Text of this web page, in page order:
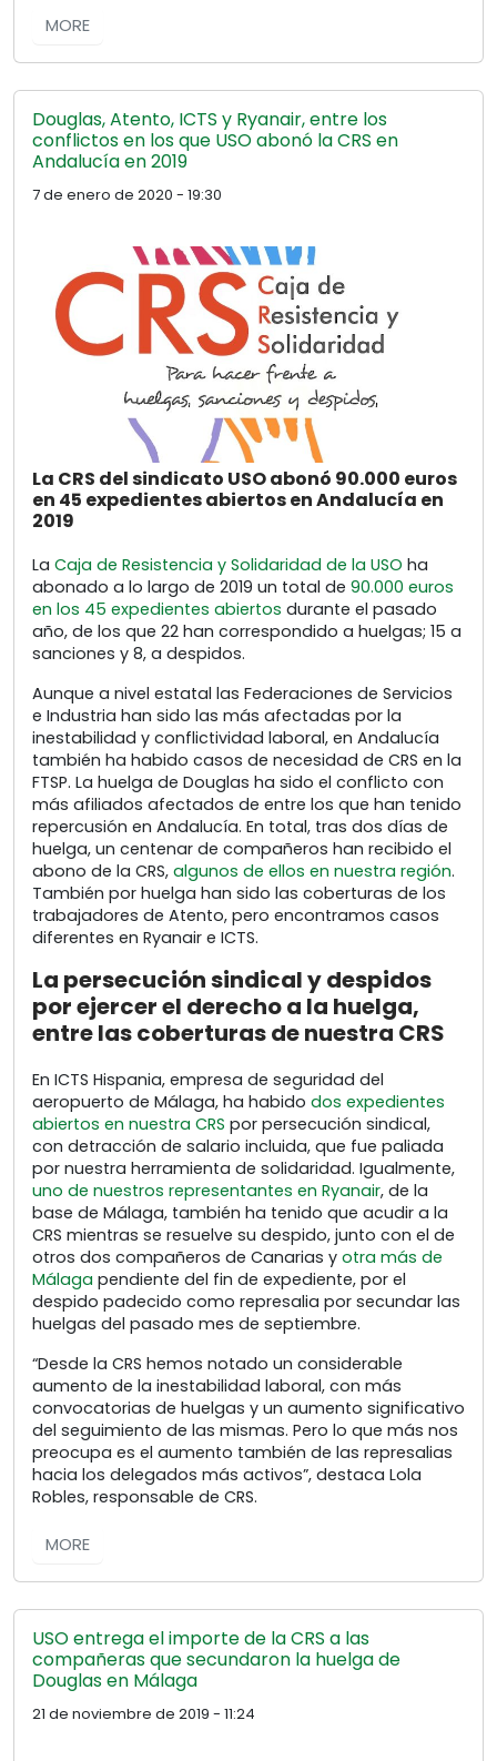
MORE
Douglas, Atento, ICTS y Ryanair, entre los
conflictos en los que USO abonó la CRS en
Andalucía en 2019
7 de enero de 2020 - 19:30
La CRS del sindicato USO abonó 90.000 euros
en 45 expedientes abiertos en Andalucía en
2019
La Caja de Resistencia y Solidaridad de la USO ha
abonado a lo largo de 2019 un total de 90.000 euros
en los 45 expedientes abiertos durante el pasado
año, de los que 22 han correspondido a huelgas; 15 a
sanciones y 8, a despidos.
Aunque a nivel estatal las Federaciones de Servicios
e Industria han sido las más afectadas por la
inestabilidad y conflictividad laboral, en Andalucía
también ha habido casos de necesidad de CRS en la
FTSP. La huelga de Douglas ha sido el conflicto con
más afiliados afectados de entre los que han tenido
repercusión en Andalucía. En total, tras dos días de
huelga, un centenar de compañeros han recibido el
abono de la CRS, algunos de ellos en nuestra región.
También por huelga han sido las coberturas de los
trabajadores de Atento, pero encontramos casos
diferentes en Ryanair e ICTS.
La persecución sindical y despidos
por ejercer el derecho a la huelga,
entre las coberturas de nuestra CRS
En ICTS Hispania, empresa de seguridad del
aeropuerto de Málaga, ha habido dos expedientes
abiertos en nuestra CRS por persecución sindical,
con detracción de salario incluida, que fue paliada
por nuestra herramienta de solidaridad. Igualmente,
uno de nuestros representantes en Ryanair, de la
base de Málaga, también ha tenido que acudir a la
CRS mientras se resuelve su despido, junto con el de
otros dos compañeros de Canarias y otra más de
Málaga pendiente del fin de expediente, por el
despido padecido como represalia por secundar las
huelgas del pasado mes de septiembre.
“Desde la CRS hemos notado un considerable
aumento de la inestabilidad laboral, con más
convocatorias de huelgas y un aumento significativo
del seguimiento de las mismas. Pero lo que más nos
preocupa es el aumento también de las represalias
hacia los delegados más activos”, destaca Lola
Robles, responsable de CRS.
MORE
USO entrega el importe de la CRS a las
compañeras que secundaron la huelga de
Douglas en Málaga
21 de noviembre de 2019 - 11:24